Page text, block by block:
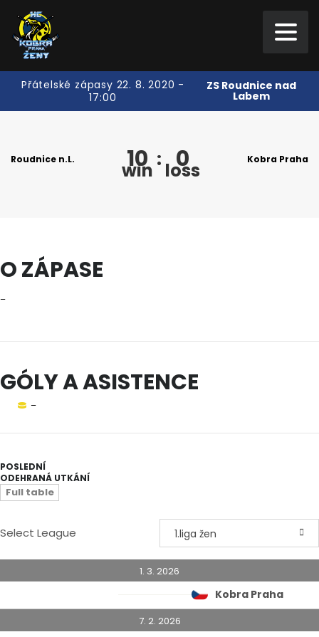
Přátelské zápasy 22. 8. 2020 -
17:00
ZS Roudnice nad
Labem
Roudnice n.L. 10
win : 0
loss Kobra Praha
O ZÁPASE
–
GÓLY A ASISTENCE
–
POSLEDNÍ
ODEHRANÁ UTKÁNÍ
Full table
Select League 1.liga žen
1. 3. 2026
Kobra Praha
7. 2. 2026